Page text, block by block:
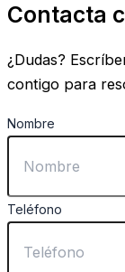
Contacta
¿Dudas?
contigo para
Nombre
Teléfono